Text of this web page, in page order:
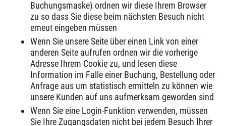
Buchungsmaske) ordnen wir diese Ihrem Browser
zu so dass Sie diese beim nächsten Besuch nicht
erneut eingeben müssen
Wenn Sie unsere Seite über einen Link von einer
anderen Seite aufrufen ordnen wir die vorherige
Adresse Ihrem Cookie zu, und lesen diese
Information im Falle einer Buchung, Bestellung oder
Anfrage aus um statistisch ermitteln zu können wie
unsere Kunden auf uns aufmerksam geworden sind
Wenn Sie eine Login-Funktion verwenden, müssen
Sie Ihre Zugangsdaten nicht bei jedem Besuch Ihrer